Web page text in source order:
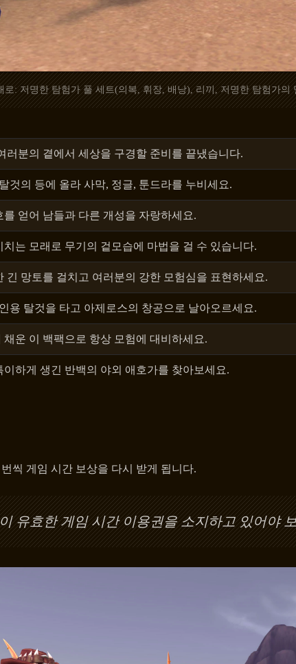
로: 저명한 탐험가 풀 세트(의복, 휘장, 배낭), 리끼, 저명한 탐험가
러분의 곁에서 세상을 구경할 준비를 끝냈습니다.
것의 등에 올라 사막, 정글, 툰드라를 누비세요.
얻어 남들과 다른 개성을 자랑하세요.
는 모래로 무기의 겉모습에 마법을 걸 수 있습니다.
긴 망토를 걸치고 여러분의 강한 모험심을 표현하세요.
용 탈것을 타고 아제로스의 창공으로 날아오르세요.
운 이 백팩으로 항상 모험에 대비하세요.
하게 생긴 반백의 야외 애호가를 찾아보세요.
씩 게임 시간 보상을 다시 받게 됩니다.
유효한 게임 시간 이용권을 소지하고 있어야